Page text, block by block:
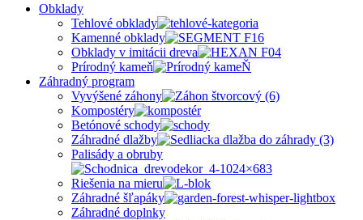
Obklady
Tehlové obklady
Kamenné obklady
Obklady v imitácii dreva
Prírodný kameň
Záhradný program
Vyvýšené záhony
Kompostéry
Betónové schody
Záhradné dlažby
Palisády a obruby
Riešenia na mieru
Záhradné šľapáky
Záhradné doplnky